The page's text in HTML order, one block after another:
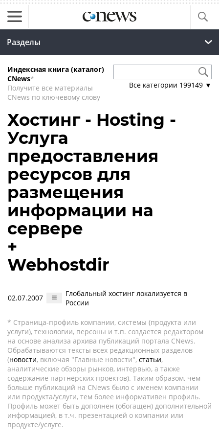
Разделы
Индексная книга (каталог)
CNews*
Получите все материалы
CNews по ключевому слову
Все категории 199149 ▼
Хостинг - Hosting -
Услуга
предоставления
ресурсов для
размещения
информации на
сервере
+
Webhostdir
02.07.2007
Глобальный хостинг локализуется в
России
* Страница-профиль компании, системы (продукта или
услуги), технологии, персоны и т.п. создается редактором
на основе анализа архива публикаций портала CNews.
Обрабатываются тексты всех редакционных разделов
(новости, включая "Главные новости", статьи,
аналитические обзоры рынков, интервью, а также
содержание партнёрских проектов). Таким образом, чем
больше публикаций на CNews было с именем компании
или продукта/услуги, тем более информативен профиль.
Профиль может быть дополнен (обогащен) дополнительной
информацией, в т.ч. презентацией о компании или
продукте/услуге.